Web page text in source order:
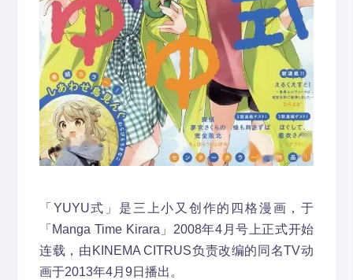
「YUYU式」是三上小又创作的四格漫画，于
「Manga Time Kirara」2008年4月号上正式开始
连载，由KINEMA CITRUS负责改编的同名TV动
画于2013年4月9日播出。